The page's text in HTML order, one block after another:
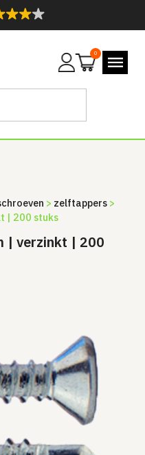
Mijn
0
> zelftappers >
| 200 stuks
| verzinkt | 200